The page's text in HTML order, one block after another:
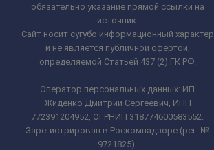
обязательно указание прямой ссылки на
источник.
Сайт носит сугубо информационный характер
и не является публичной офертой,
определяемой Статьей 437 (2) ГК РФ.
Оператор персональных данных: ИП
Жиденко Дмитрий Сергеевич, ИНН
772391204952, ОГРНИП 318774600583552.
Зарегистрирован в Роскомнадзоре (рег. №
9721825).